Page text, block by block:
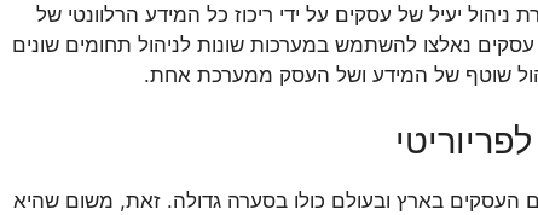
יעיל של עסקים על ידי ריכוז כל המידע הרלוונטי של
נאלצו להשתמש במערכות שונות לניהול תחומים שונים
שוטף של המידע ושל העסק ממערכת אחת.
העסקים בארץ ובעולם כולו בסערה גדולה. זאת, משום שהיא